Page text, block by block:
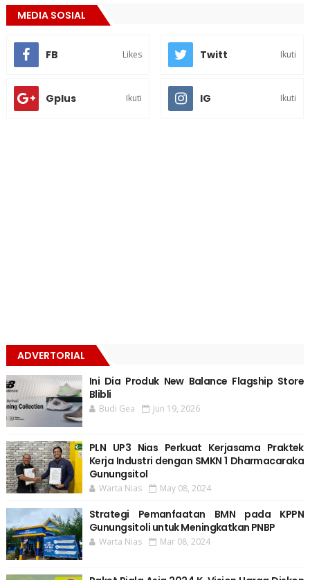
MEDIA SOSIAL
FB Likes Twitt Ikuti
Gplus Ikuti IG Ikuti
ADVERTORIAL
Ini Dia Produk New Balance Flagship Store
Blibli
Budi Gea Jun 19, 2026
PLN UP3 Nias Perkuat Kerjasama Praktek
Kerja Industri dengan SMKN 1 Dharmacaraka
Gunungsitol
Warta Nias May 08, 2024
Strategi Pemanfaatan BMN pada KPPN
Gunungsitoli untuk Meningkatkan PNBP
Warta Nias Mar 08, 2024